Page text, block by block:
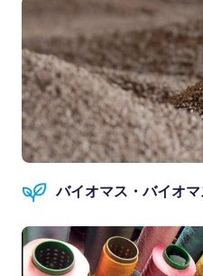
バイオマス・バイオ